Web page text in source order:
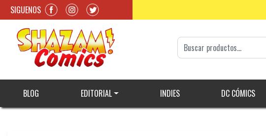
SIGUENOS
BLOG EDITORIAL INDIES DC CÓMICS